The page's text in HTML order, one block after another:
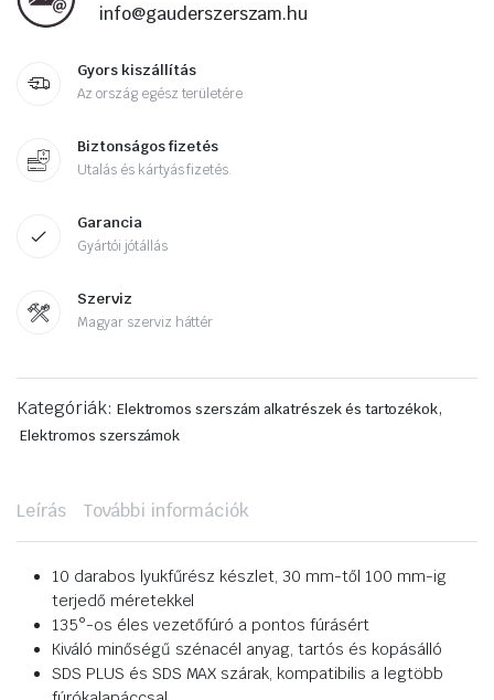
info@gauderszerszam.hu
Gyors kiszállítás
Az ország egész területére
Biztonságos fizetés
Utalás és kártyás fizetés.
Garancia
Gyártói jótállás
Szerviz
Magyar szerviz háttér
Kategóriák: Elektromos szerszám alkatrészek és tartozékok,
Elektromos szerszámok
Leírás További információk
10 darabos lyukfűrész készlet, 30 mm-től 100 mm-ig
terjedő méretekkel
135°-os éles vezetőfúró a pontos fúrásért
Kiváló minőségű szénacél anyag, tartós és kopásálló
SDS PLUS és SDS MAX szárak, kompatibilis a legtöbb